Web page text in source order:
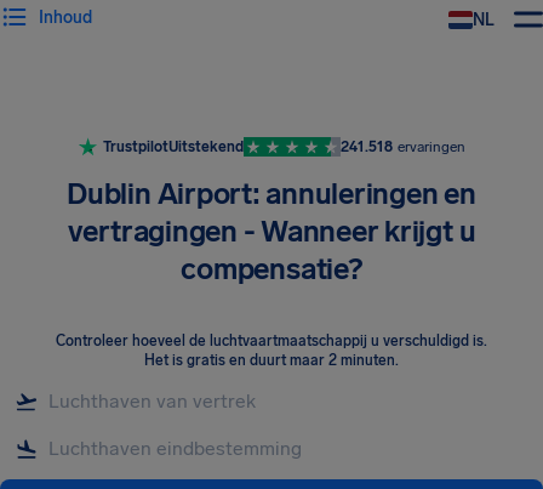
NL
Inhoud
TrustpilotUitstekend 241.518 ervaringen
Dublin Airport: annuleringen en
vertragingen - Wanneer krijgt u
compensatie?
Controleer hoeveel de luchtvaartmaatschappij u verschuldigd is.
Het is gratis en duurt maar 2 minuten.